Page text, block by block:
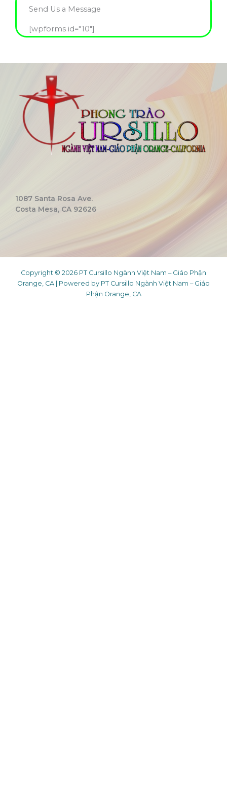
Send Us a Message
[wpforms id="10"]
1087 Santa Rosa Ave.
Costa Mesa, CA 92626
Copyright © 2026 PT Cursillo Ngành Việt Nam – Giáo Phận
Orange, CA | Powered by PT Cursillo Ngành Việt Nam – Giáo
Phận Orange, CA